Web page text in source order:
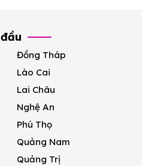
Đồng Tháp
Lào Cai
Lai Châu
Nghệ An
Phú Thọ
Quảng Nam
Quảng Trị